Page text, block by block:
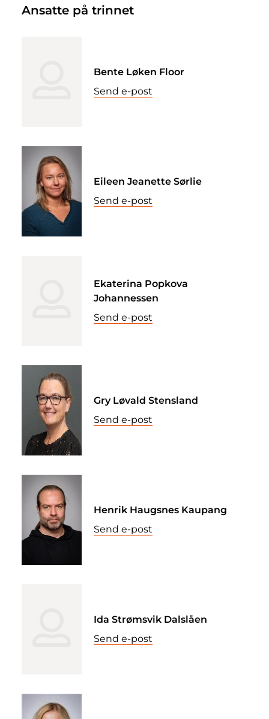
Ansatte på trinnet
Bente Løken Floor
Send e-post
Eileen Jeanette Sørlie
Send e-post
Ekaterina Popkova
Johannessen
Send e-post
Gry Løvald Stensland
Send e-post
Henrik Haugsnes Kaupang
Send e-post
Ida Strømsvik Dalslåen
Send e-post